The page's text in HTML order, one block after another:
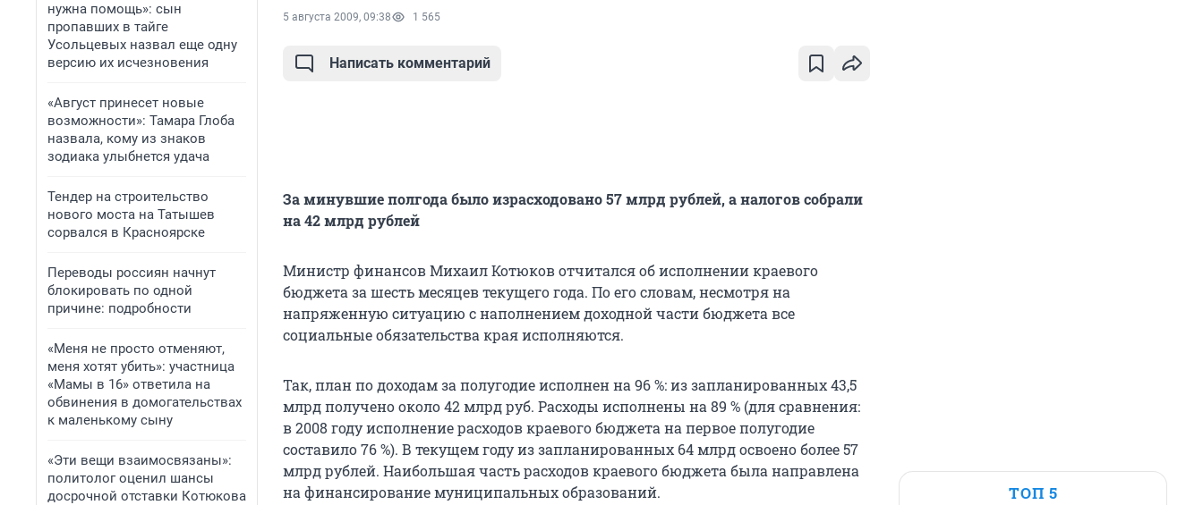
нужна помощь»: сын
пропавших в тайге
Усольцевых назвал еще одну
версию их исчезновения
«Август принесет новые
возможности»: Тамара Глоба
назвала, кому из знаков
зодиака улыбнется удача
Тендер на строительство
нового моста на Татышев
сорвался в Красноярске
Переводы россиян начнут
блокировать по одной
причине: подробности
«Меня не просто отменяют,
меня хотят убить»: участница
«Мамы в 16» ответила на
обвинения в домогательствах
к маленькому сыну
«Эти вещи взаимосвязаны»:
политолог оценил шансы
досрочной отставки Котюкова
5 августа 2009, 09:38 1 565
Написать комментарий
За минувшие полгода было израсходовано 57 млрд рублей, а налогов собрали
на 42 млрд рублей
Министр финансов Михаил Котюков отчитался об исполнении краевого
бюджета за шесть месяцев текущего года. По его словам, несмотря на
напряженную ситуацию с наполнением доходной части бюджета все
социальные обязательства края исполняются.
Так, план по доходам за полугодие исполнен на 96 %: из запланированных 43,5
млрд получено около 42 млрд руб. Расходы исполнены на 89 % (для сравнения:
в 2008 году исполнение расходов краевого бюджета на первое полугодие
составило 76 %). В текущем году из запланированных 64 млрд освоено более 57
млрд рублей. Наибольшая часть расходов краевого бюджета была направлена
на финансирование муниципальных образований.
ТОП 5